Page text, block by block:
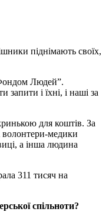
піднімають своїх,
Людей”.
і їхні, і наші за
для коштів. За
волонтери-медики
а інша людина
311 тисяч на
спільноти?